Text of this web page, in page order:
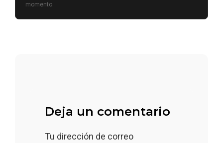
momento.
Deja un comentario
Tu dirección de correo